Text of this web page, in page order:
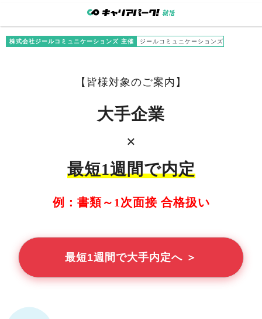
株式会社ジールコミュニケーションズ 主催 ジールコミュニケーションズ
【 皆様対象のご案内】
大手企業
×
最短1週間で内定
例：書類～1次面接 合格扱い
最短1週間で大手内定へ ＞